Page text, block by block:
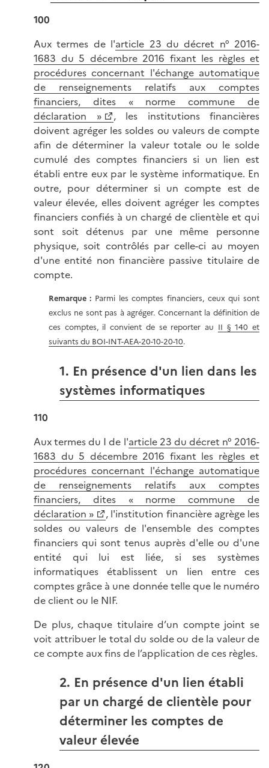
100
Aux termes de l'article 23 du décret n° 2016-
1683 du 5 décembre 2016 fixant les règles et
procédures concernant l'échange automatique
de renseignements relatifs aux comptes
financiers, dites « norme commune de
déclaration »
, les institutions financières
doivent agréger les soldes ou valeurs de compte
afin de déterminer la valeur totale ou le solde
cumulé des comptes financiers si un lien est
établi entre eux par le système informatique. En
outre, pour déterminer si un compte est de
valeur élevée, elles doivent agréger les comptes
financiers confiés à un chargé de clientèle et qui
sont soit détenus par une même personne
physique, soit contrôlés par celle-ci au moyen
d'une entité non financière passive titulaire de
compte.
Remarque : Parmi les comptes financiers, ceux qui sont
exclus ne sont pas à agréger. Concernant la définition de
ces comptes, il convient de se reporter au II § 140 et
suivants du BOI-INT-AEA-20-10-20-10.
1. En présence d'un lien dans les
systèmes informatiques
110
Aux termes du I de l'article 23 du décret n° 2016-
1683 du 5 décembre 2016 fixant les règles et
procédures concernant l'échange automatique
de renseignements relatifs aux comptes
financiers, dites « norme commune de
déclaration »
, l'institution financière agrège les
soldes ou valeurs de l'ensemble des comptes
financiers qui sont tenus auprès d'elle ou d'une
entité qui lui est liée, si ses systèmes
informatiques établissent un lien entre ces
comptes grâce à une donnée telle que le numéro
de client ou le NIF.
De plus, chaque titulaire d’un compte joint se
voit attribuer le total du solde ou de la valeur de
ce compte aux fins de l’application de ces règles.
2. En présence d'un lien établi
par un chargé de clientèle pour
déterminer les comptes de
valeur élevée